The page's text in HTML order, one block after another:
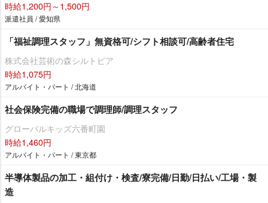
時給1,200円～1,500円
派遣社員 / 愛知県
「福祉調理スタッフ」無資格可/シフト相談可/高齢者住宅
株式会社芸術の森シルトピア
時給1,075円
アルバイト・パート / 北海道
社会保険完備の職場で調理師/調理スタッフ
グローバルキッズ六番町園
時給1,460円
アルバイト・パート / 東京都
半導体製品の加工・組付け・検査/寮完備/日勤/日払い/工場・製
造